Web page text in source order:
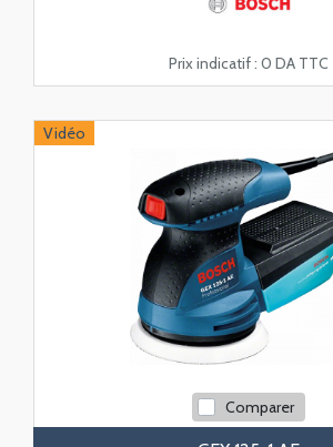
Prix indicatif : 0 DA TTC
Vidéo
Comparer